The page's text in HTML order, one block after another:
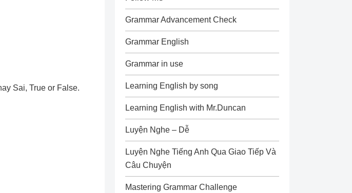
Sai, True or False.
Grammar Advancement Check
Grammar English
Grammar in use
Learning English by song
Learning English with Mr.Duncan
Luyện Nghe – Dễ
Luyện Nghe Tiếng Anh Qua Giao Tiếp Và
Câu Chuyện
Mastering Grammar Challenge